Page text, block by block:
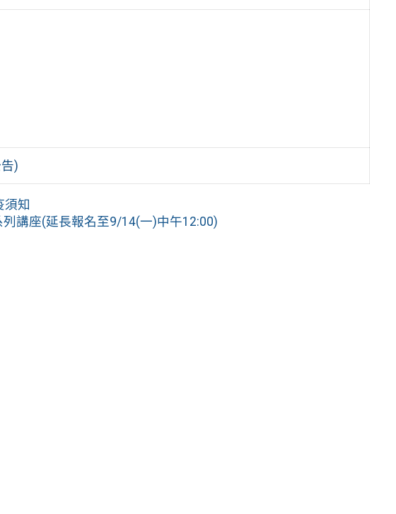
)
須知
講座(延長報名至9/14(一)中午12:00)